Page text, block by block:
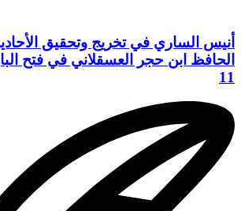
أنيس الساري في تخريج وتحقيق
11